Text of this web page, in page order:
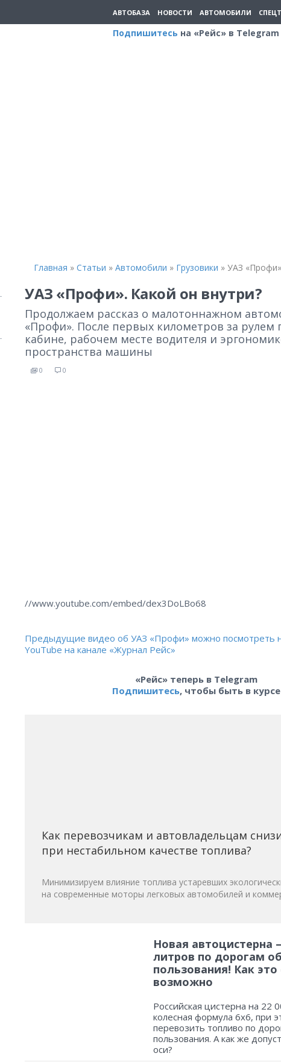
АВТОБАЗА НОВОСТИ АВТОМОБИЛИ
Подпишитесь на «Рейс» в Telegram
Главная » Статьи » Автомобили » Грузовики » УАЗ
УАЗ «Профи». Какой он внутри?
Продолжаем рассказ о малотоннажном
«Профи». После первых километров за рулем
кабине, рабочем месте водителя и
пространства машины
0 0
//www.youtube.com/embed/dex3DoLBo68
Предыдущие видео об УАЗ «Профи» можно посмотреть
YouTube на канале «Журнал Рейс»
«Рейс» теперь в Telegram
Подпишитесь, чтобы быть в курсе
Как перевозчикам и автовладельцам
при нестабильном качестве топлива?
Минимизируем влияние топлива устаревших
на современные моторы легковых автомобилей и
Новая автоцистерна
литров по дорогам
пользования! Как это
возможно
Российская цистерна на 22
колесная формула 6х6, при
перевозить топливо по
пользования. А как же
оси?